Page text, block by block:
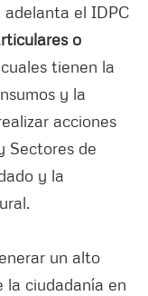
adelanta el IDPC
o
tienen la
y la
acciones
Sectores de
y la
un alto
la ciudadanía en